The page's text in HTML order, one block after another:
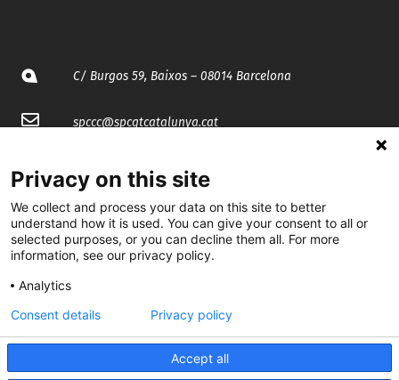
C/ Burgos 59, Baixos – 08014 Barcelona
spccc@spcgtcatalunya.cat
@CGTCatalunya
cgtcatalunya
CGTCatalunya
cgtcatalunya
Privacy on this site
We collect and process your data on this site to better
understand how it is used. You can give your consent to all or
selected purposes, or you can decline them all. For more
information, see our privacy policy.
Analytics
Accept all
Consent details Privacy policy